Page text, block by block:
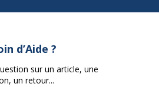
d’Aide ?
sur un article, une
un retour...